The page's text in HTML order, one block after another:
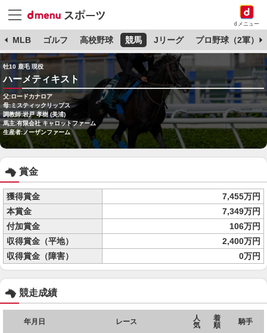
dメニュー
MLB ゴルフ 高校野球 競馬 Jリーグ プロ野球（2軍）
牡10 鹿毛 現役
ハーメティキスト
父:ロードカナロア
母:ミスティックリップス
調教師:岩戸 孝樹 (美浦)
馬主:有限会社 キャロットファーム
生産者:ノーザンファーム
賞金
獲得賞金
7,455万円
本賞金
7,349万円
付加賞金
106万円
収得賞金（平地）
2,400万円
収得賞金（障害）
0万円
競走成績
年月日 レース
人
気
着
順
騎手